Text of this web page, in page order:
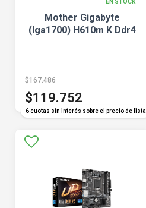
EN STOCK
Mother Gigabyte
(lga1700) H610m K Ddr4
6 cuotas sin interés sobre el precio de lista
$167.486
$119.752